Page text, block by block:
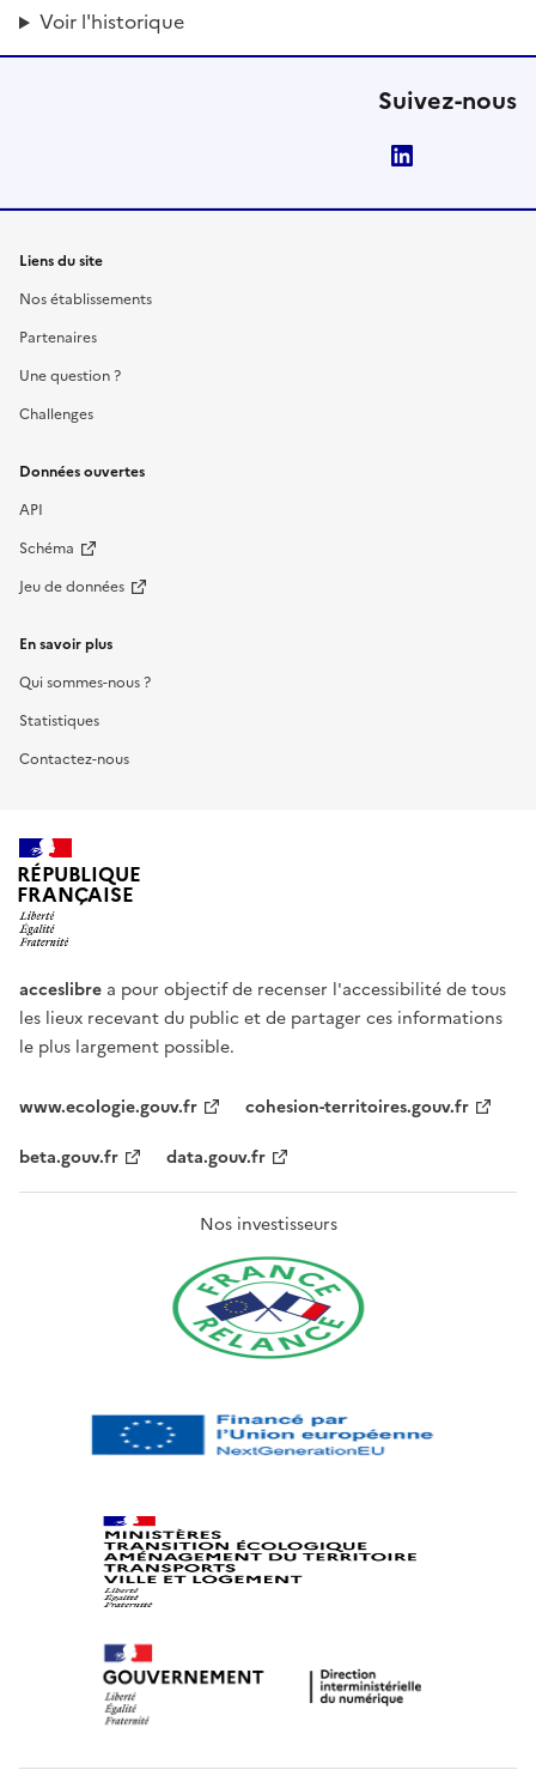
Voir l'historique
Suivez-nous
Liens du site
Nos établissements
Partenaires
Une question ?
Challenges
Données ouvertes
API
Schéma
Jeu de données
En savoir plus
Qui sommes-nous ?
Statistiques
Contactez-nous
RÉPUBLIQUE
FRANÇAISE
acceslibre a pour objectif de recenser l'accessibilité de tous
les lieux recevant du public et de partager ces informations
le plus largement possible.
www.ecologie.gouv.fr
cohesion-territoires.gouv.fr
beta.gouv.fr
data.gouv.fr
Nos investisseurs